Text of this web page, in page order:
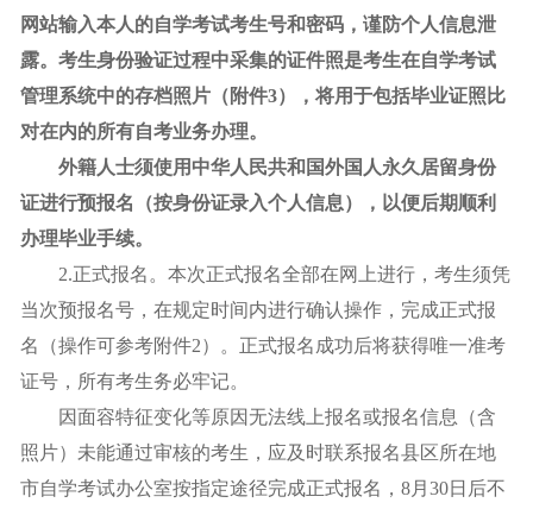
网站输入本人的自学考试考生号和密码，谨防个人信息泄
露。考生身份验证过程中采集的证件照是考生在自学考试
管理系统中的存档照片（附件3），将用于包括毕业证照比
对在内的所有自考业务办理。
外籍人士须使用中华人民共和国外国人永久居留身份
证进行预报名（按身份证录入个人信息），以便后期顺利
办理毕业手续。
2.正式报名。本次正式报名全部在网上进行，考生须凭
当次预报名号，在规定时间内进行确认操作，完成正式报
名（操作可参考附件2）。正式报名成功后将获得唯一准考
证号，所有考生务必牢记。
因面容特征变化等原因无法线上报名或报名信息（含
照片）未能通过审核的考生，应及时联系报名县区所在地
市自学考试办公室按指定途径完成正式报名，8月30日后不